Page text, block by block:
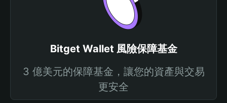
Bitget Wallet 風險保障基金
3 億美元的保障基金，讓您的資產與交易
更安全